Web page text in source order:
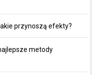
przynoszą efekty?
metody